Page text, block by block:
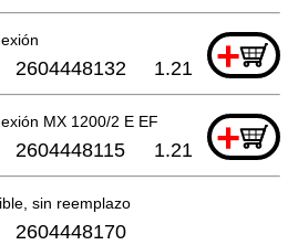
+
2604448132 1.21
MX 1200/2 E EF +
2604448115 1.21
sin reemplazo
2604448170